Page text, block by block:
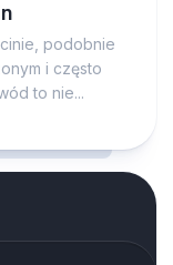
podobnie
i często
to nie...